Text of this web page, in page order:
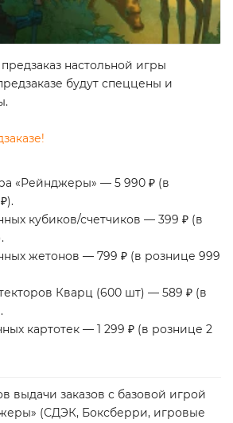
предзаказ настольной игры
будут спеццены и
«Рейнджеры» — 5 990 ₽ (в
кубиков/счетчиков — 399 ₽ (в
жетонов — 799 ₽ (в рознице 999
Кварц (600 шт) — 589 ₽ (в
картотек — 1 299 ₽ (в рознице 2
выдачи заказов с базовой игрой
(СДЭК, Боксберри, игровые